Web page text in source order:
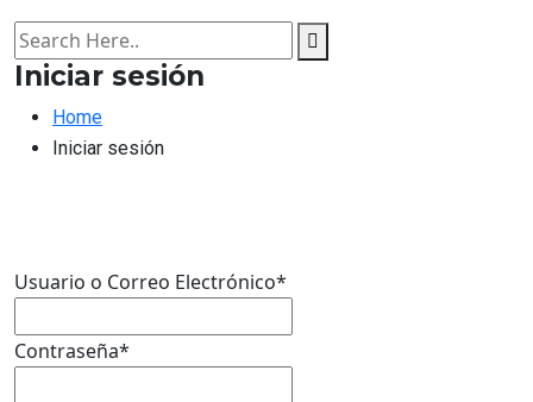
Iniciar sesión
Home
Iniciar sesión
Usuario o Correo Electrónico*
Contraseña*